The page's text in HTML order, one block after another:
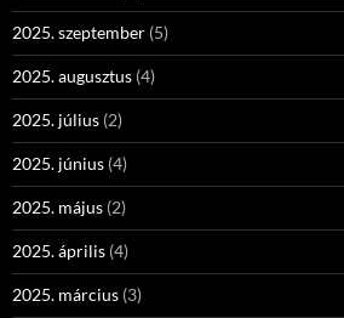
2025. szeptember (5)
2025. augusztus (4)
2025. július (2)
2025. június (4)
2025. május (2)
2025. április (4)
2025. március (3)